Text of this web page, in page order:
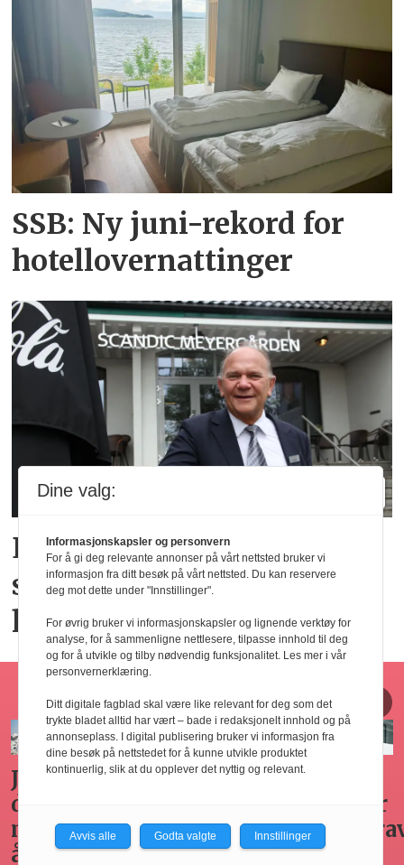
SSB: Ny juni-rekord for
hotellovernattinger
Elendig nordnorsk
sommervær gir utslag for
hotellene
Horecajus fra Føyen
Arbeidsgivers
omplasseringsplikt
ved
oppsigelse
Gode
sykefraværsoppfølging
Seminar
varsling
adgang
har
Dine valg:
Informasjonskapsler og personvern
For å gi deg relevante annonser på vårt nettsted bruker vi
informasjon fra ditt besøk på vårt nettsted. Du kan reservere
deg mot dette under "Innstillinger".
For øvrig bruker vi informasjonskapsler og lignende verktøy for
analyse, for å sammenligne nettlesere, tilpasse innhold til deg
og for å utvikle og tilby nødvendig funksjonalitet. Les mer i vår
personvernerklæring.
Ditt digitale fagblad skal være like relevant for deg som det
trykte bladet alltid har vært – bade i redaksjonelt innhold og på
annonseplass. I digital publisering bruker vi informasjon fra
dine besøk på nettstedet for å kunne utvikle produktet
kontinuerlig, slik at du opplever det nyttig og relevant.
Avvis alle Godta valgte Innstillinger